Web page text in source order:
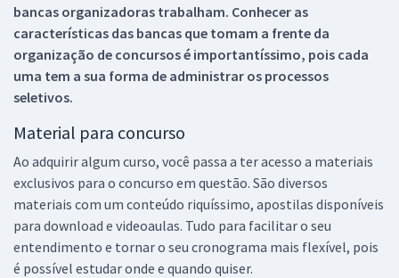
bancas organizadoras trabalham. Conhecer as
características das bancas que tomam a frente da
organização de concursos é importantíssimo, pois cada
uma tem a sua forma de administrar os processos
seletivos.
Material para concurso
Ao adquirir algum curso, você passa a ter acesso a materiais
exclusivos para o concurso em questão. São diversos
materiais com um conteúdo riquíssimo, apostilas disponíveis
para download e videoaulas. Tudo para facilitar o seu
entendimento e tornar o seu cronograma mais flexível, pois
é possível estudar onde e quando quiser.